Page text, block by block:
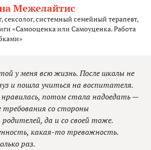
Межелайтис
сексолог, системный семейный терапевт,
«Самооценка или Самоуценка. Работа
у меня всю жизнь. После школы не
и пошла учиться на воспитателя.
потом стала надоедать —
требования со стороны
да и со своей тоже.
какая-то тревожность.
раз.